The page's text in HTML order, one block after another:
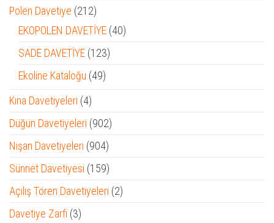
Polen Davetiye 212212
ürün
EKOPOLEN DAVETİYE 4040
SADE DAVETİYE 123123
Ekoline Kataloğu 4949
Kına Davetiyeleri 44
ürün
Düğün Davetiyeleri 902902
Nişan Davetiyeleri 904904
ürün
Sünnet Davetiyesi 159159
ürün
Açılış Tören Davetiyeleri 22
Davetiye Zarfı 33